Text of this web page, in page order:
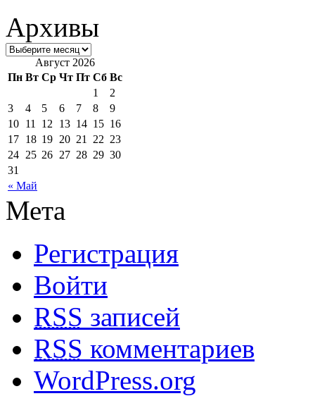
Архивы
Август 2026
Пн Вт Ср Чт Пт Сб Вс
« Май
1
2
3
4 5 6 7 8
9
10 11 12 13 14 15 16
17 18 19 20 21 22 23
24 25 26 27 28 29 30
31
Мета
Регистрация
Войти
RSS записей
RSS комментариев
WordPress.org